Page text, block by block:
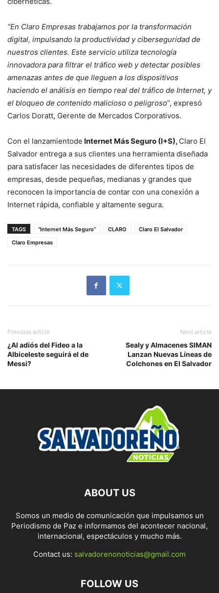
“En Claro Empresas trabajamos por la transformación
digital, impulsando la productividad y ciberseguridad de
nuestros clientes. Este servicio utiliza tecnología
innovadora para filtrar el tráfico web y detectar posibles
amenazas antes de que lleguen a los dispositivos
haciendo el análisis en tiempo real del tráfico de Internet, y
el bloqueo de contenido malicioso o peligroso”, expresó
Carlos Doratt, Gerente de Mercados Corporativos.
Con el lanzamientode Internet Más Seguro (I+S), Claro El
Salvador entrega a sus clientes una herramienta diseñada
para satisfacer las necesidades de diferentes tipos de
empresas, desde pequeñas, medianas y grandes que
reconocen la importancia de contar con una conexión a
Internet rápida, confiable y altamente segura.
TAGS “Internet Más Seguro” CLARO
Claro El Salvador
Claro Empresas
Previous article
¿Al adiós del Fideo a la
Albiceleste seguirá el de
Messi?
Next article
Sealy y Almacenes SIMAN
Lanzan Nuevas Líneas de
Colchones en El Salvador
ABOUT US
Somos un medio de comunicación que impulsamos un
Periodismo de Paz e informamos del acontecer nacional,
internacional, espectáculos y mucho más.
Contact us: salvadorenonoticias@gmail.com
FOLLOW US